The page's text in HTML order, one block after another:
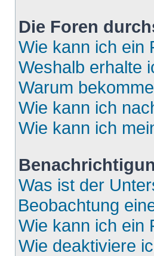
Die Foren
Wie kann ich ein
Weshalb erhalte
Warum
Wie kann ich
Wie kann ich
Was ist der
Beobachtung
Wie kann ich ein
Wie deaktiviere